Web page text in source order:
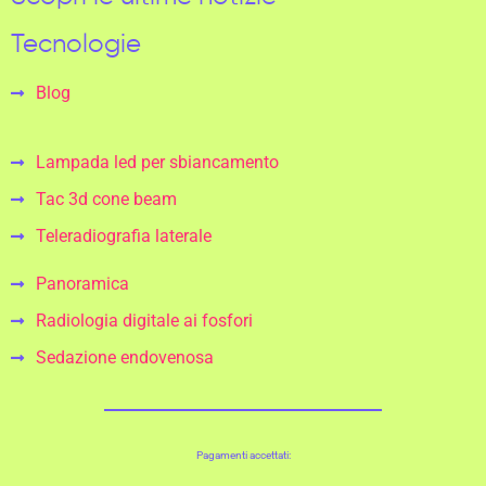
Tecnologie
Blog
Lampada led per sbiancamento
Tac 3d cone beam
Teleradiografia laterale
Panoramica
Radiologia digitale ai fosfori
Sedazione endovenosa
Pagamenti accettati: